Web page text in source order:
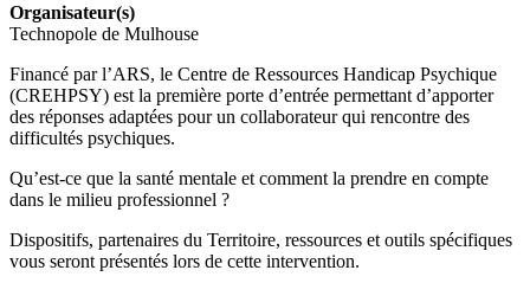
Organisateur(s)
Technopole de Mulhouse
Financé par l’ARS, le Centre de Ressources Handicap Psychique
(CREHPSY) est la première porte d’entrée permettant d’apporter
des réponses adaptées pour un collaborateur qui rencontre des
difficultés psychiques.
Qu’est-ce que la santé mentale et comment la prendre en compte
dans le milieu professionnel ?
Dispositifs, partenaires du Territoire, ressources et outils spécifiques
vous seront présentés lors de cette intervention.